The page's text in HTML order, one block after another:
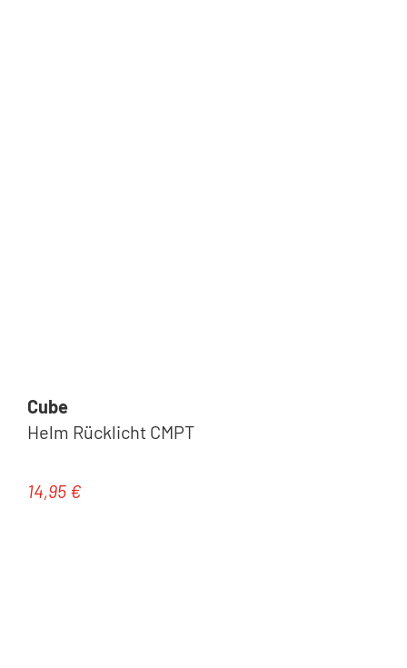
Cube
Helm Rücklicht CMPT
Regulärer Preis:
14,95 €